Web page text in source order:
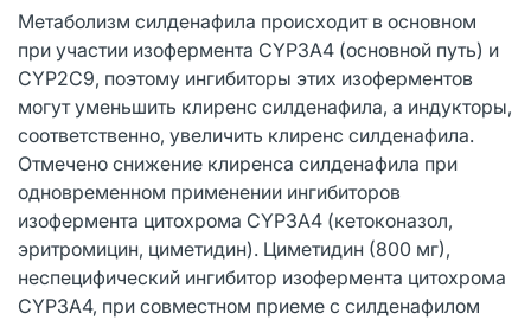
Метаболизм силденафила происходит в основном
при участии изофермента CYP3A4 (основной путь) и
CYP2C9, поэтому ингибиторы этих изоферментов
могут уменьшить клиренс силденафила, а индукторы,
соответственно, увеличить клиренс силденафила.
Отмечено снижение клиренса силденафила при
одновременном применении ингибиторов
изофермента цитохрома CYP3A4 (кетоконазол,
эритромицин, циметидин). Циметидин (800 мг),
неспецифический ингибитор изофермента цитохрома
CYP3A4, при совместном приеме с силденафилом